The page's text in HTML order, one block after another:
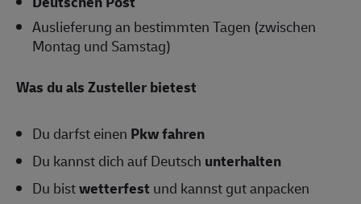
Auslieferung an bestimmten Tagen (zwischen
Montag und Samstag)
Was du als Zusteller bietest
Du darfst einen Pkw fahren
Du kannst dich auf Deutsch unterhalten
Du bistwetterfest und kannst gut anpacken